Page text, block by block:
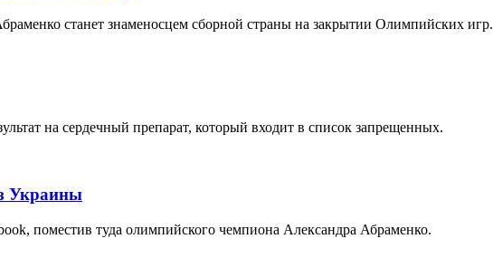
станет знаменосцем сборной страны на закрытии Олимпийских игр.
на сердечный препарат, который входит в список запрещенных.
Украины
поместив туда олимпийского чемпиона Александра Абраменко.